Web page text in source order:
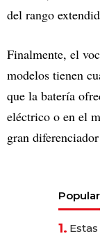
del rango
Finalmente, el
modelos tienen
que la batería
eléctrico o en el
gran
Popular
1.